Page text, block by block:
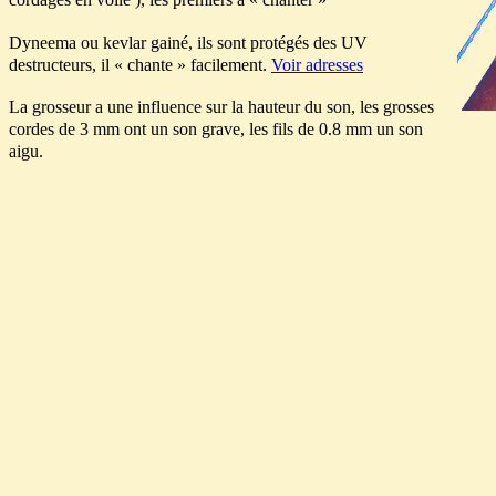
Dyneema ou kevlar gainé, ils sont protégés des UV
destructeurs, il « chante » facilement. Voir adresses
La grosseur a une influence sur la hauteur du son, les grosses
cordes de 3 mm ont un son grave, les fils de 0.8 mm un son
aigu.